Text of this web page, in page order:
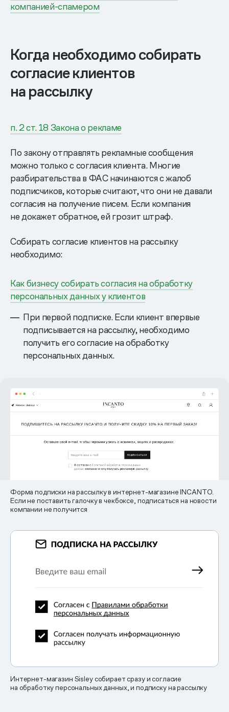
компанией-спамером
Когда необходимо собирать
согласие клиентов
на рассылку
п. 2 ст. 18 Закона о рекламе
По закону отправлять рекламные сообщения
можно только с согласия клиента. Многие
разбирательства в ФАС начинаются с жалоб
подписчиков, которые считают, что они не давали
согласия на получение писем. Если компания
не докажет обратное, ей грозит штраф.
Собирать согласие клиентов на рассылку
необходимо:
Как бизнесу собирать согласия на обработку
персональных данных у клиентов
При первой подписке. Если клиент впервые
подписывается на рассылку, необходимо
получить его согласие на обработку
персональных данных.
Форма подписки на рассылку в интернет-магазине INCANTO.
Если не поставить галочку в чекбоксе, подписаться на новости
компании не получится
Интернет-магазин Sisley собирает сразу и согласие
на обработку персональных данных, и подписку на рассылку